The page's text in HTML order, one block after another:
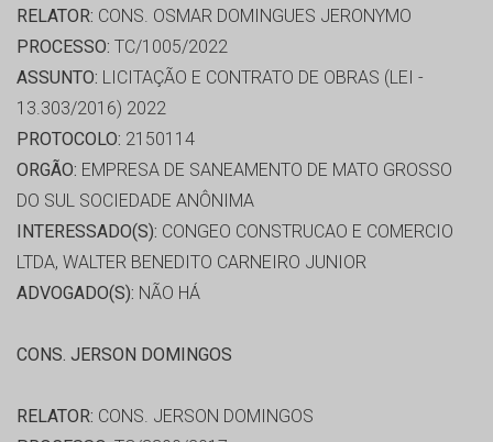
RELATOR: CONS. OSMAR DOMINGUES JERONYMO
PROCESSO: TC/1005/2022
ASSUNTO: LICITAÇÃO E CONTRATO DE OBRAS (LEI -
13.303/2016) 2022
PROTOCOLO: 2150114
ORGÃO: EMPRESA DE SANEAMENTO DE MATO GROSSO
DO SUL SOCIEDADE ANÔNIMA
INTERESSADO(S): CONGEO CONSTRUCAO E COMERCIO
LTDA, WALTER BENEDITO CARNEIRO JUNIOR
ADVOGADO(S): NÃO HÁ
CONS. JERSON DOMINGOS
RELATOR: CONS. JERSON DOMINGOS